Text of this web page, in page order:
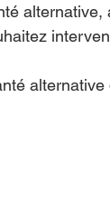
alternative,
alternative